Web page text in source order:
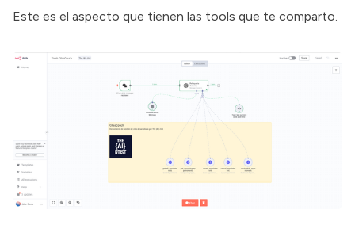
Este es el aspecto que tienen las tools que te comparto.